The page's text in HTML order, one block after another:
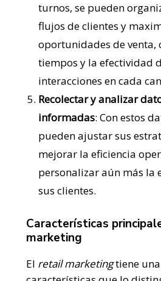
turnos, se pueden
flujos de clientes y
oportunidades de venta,
tiempos y la efectividad
interacciones en cada
Recolectar y analizar
informadas: Con estos
pueden ajustar sus
mejorar la eficiencia
personalizar aún más la
sus clientes​.
Características
marketing
El retail marketingtiene